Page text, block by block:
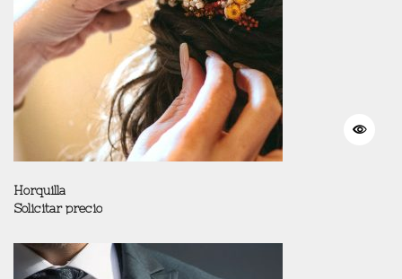
Horquilla
Solicitar precio